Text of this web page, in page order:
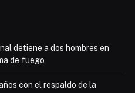
detiene a dos hombres en
de fuego
con el respaldo de la